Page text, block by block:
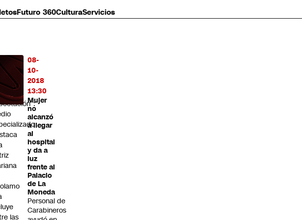
Futuro 360CulturaServicios
08-
10-
2018
13:30
Mujer
no
alcanzó
a llegar
al
hospital
y da a
luz
frente al
Palacio
de La
Moneda
Personal de
Carabineros
las